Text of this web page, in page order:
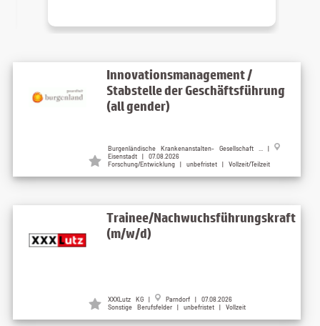
Innovationsmanagement /
Stabstelle der Geschäftsführung
(all gender)
Burgenländische Krankenanstalten- Gesellschaft ... |
Eisenstadt | 07.08.2026
Forschung/Entwicklung | unbefristet | Vollzeit/Teilzeit
Trainee/Nachwuchsführungskraft
(m/w/d)
XXXLutz KG | Parndorf | 07.08.2026
Sonstige Berufsfelder | unbefristet | Vollzeit